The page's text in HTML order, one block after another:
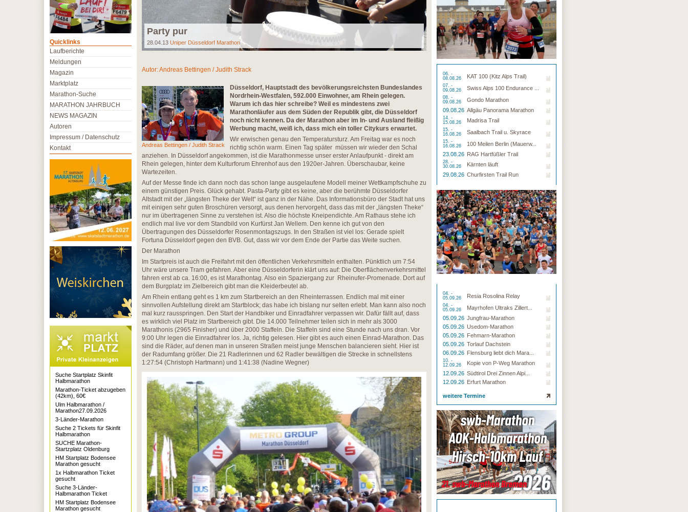
Party pur
28.04.13 Uniper Düsseldorf Marathon
Autor:Andreas Bettingen / Judith Strack
Andreas Bettingen / Judith Strack
Düsseldorf, Hauptstadt des bevölkerungsreichsten Bundeslandes
Nordrhein-Westfalen, 592.000 Einwohner, am Rhein gelegen.
Warum ich das hier schreibe? Weil es mindestens zwei
Marathonläufer aus dem Süden der Republik gibt, die Düsseldorf
noch nicht kennen. Da der Marathon aber im In- und Ausland fleißig
Werbung macht, weiß ich, dass mich ein toller Citykurs erwartet.
Wir erwischen genau den Temperatursturz. Am Freitag war es noch
richtig schön warm. Einen Tag später müssen wir wieder den Schal
anziehen. In Düsseldorf angekommen, ist die Marathonmesse unser erster Anlaufpunkt - direkt am
Rhein gelegen, hinter dem Kulturforum Ehrenhof aus den 1920er-Jahren. Überschaubar, keine
Wartezeiten.
Auf der Messe finde ich dann noch das schon lange ausgelaufene Modell meiner Wettkampfschuhe zu
einem günstigen Preis. Glück gehabt. Pasta-Party gibt es keine, aber die berühmte Düsseldorfer
Altstadt mit der „längsten Theke der Welt“ ist ganz in der Nähe. Das Informationsbüro der Stadt hat uns
mit einigen sehr guten Broschüren versorgt, aus denen hervorgeht, dass das mit der „längsten Theke“
nur im übertragenen Sinne zu verstehen ist. Also die höchste Kneipendichte. Am Rathaus stehe ich
endlich mal live vor dem Standbild von Kurfürst Jan Wellem. Den kenne ich gut von den
Übertragungen des Düsseldorfer Rosenmontagszugs. In den Straßen ist viel los: Gerade spielt
Fortuna Düsseldorf gegen den BVB. Gut, dass wir vor dem Ende der Partie das Weite suchen.
Der Marathon
Im Startpreis ist auch die Freifahrt mit den öffentlichen Verkehrsmitteln enthalten. Pünktlich um 7:54
Uhr wäre unsere Tram gefahren. Aber eine Düsseldorferin klärt uns auf: Die Oberflächenverkehrsmittel
fahren erst ab ca. 16:00, es ist Marathontag. Also ein Spaziergang zur Rheinufer-Promenade. Dort auf
dem Burgplatz im Zielbereich gibt man die Kleiderbeutel ab.
Am Rhein entlang geht es 1 km zum Startbereich an den Rheinterrassen. Endlich mal mit einer
sinnvollen Aufstellung direkt am Startblock; das habe ich bislang nur selten erlebt. Man kann also noch
mal kurz rausspringen. Den Start der Handbiker und Einradfahrer verpassen wir. Dafür fällt auf, dass
es wirklich viel Platz im Startbereich gibt. Die 14.000 Teilnehmer teilen sich in mehr als 3000
Marathonis (2965 Finisher) und über 2000 Staffeln. Die Staffeln sind eine Stunde nach uns dran. Vor
9:00 Uhr legen die Einradfahrer los. Ja, richtig gelesen. Hier gibt es auch einen Einrad-Marathon. Das
sind die Räder, auf denen man in unseren Straßen meist junge Menschen balancieren sieht. Hier ist
der Radumfang größer. Die 21 Radlerinnen und 62 Radler bewältigen die Strecke in schnellstens
1:27:54 (Christoph Hartmann) und 1:41:38 (Nadine Wegner)
06. -
08.08.26
KAT 100 (Kitz Alps Trail)
07. -
09.08.26
Swiss Alps 100 Endurance ...
08. -
09.08.26
Gondo Marathon
09.08.26 Allgäu Panorama Marathon
14. -
15.08.26
Madrisa Trail
15. -
16.08.26
Saalbach Trail u. Skyrace
15. -
16.08.26
100 Meilen Berlin (Mauerw...
23.08.26 RAG Hartfüßler Trail
28. -
30.08.26
Kärnten läuft
29.08.26 Churfirsten Trail Run
04. -
05.09.26
Resia Rosolina Relay
04. -
05.09.26
Mayrhofen Ultraks Zillert...
05.09.26 Jungfrau-Marathon
05.09.26 Usedom-Marathon
05.09.26 Fehmarn-Marathon
05.09.26 Torlauf Dachstein
06.09.26 Flensburg liebt dich Mara...
10. -
12.09.26
Kopie von P-Weg Marathon
12.09.26 Südtirol Drei Zinnen Alpi...
12.09.26 Erfurt Marathon
weitere Termine
Quicklinks
Laufberichte
Meldungen
Magazin
Marktplatz
Marathon-Suche
MARATHON JAHRBUCH
NEWS MAGAZIN
Autoren
Impressum / Datenschutz
Kontakt
Suche Startplatz Skinfit
Halbmarathon
Marathon-Ticket abzugeben
(42km), 60€
Ulm Halbmarathon /
Marathon27.09.2026
3-Länder-Marathon
Suche 2 Tickets für Skinfit
Halbmarathon
SUCHE Marathon-
Startzplatz Oldenburg
HM Startplatz Bodensee
Marathon gesucht
1x Halbmarathon Ticket
gesucht
Suche 3-Länder-
Halbmarathon Ticket
HM Startplatz Bodensee
Marathon gesucht